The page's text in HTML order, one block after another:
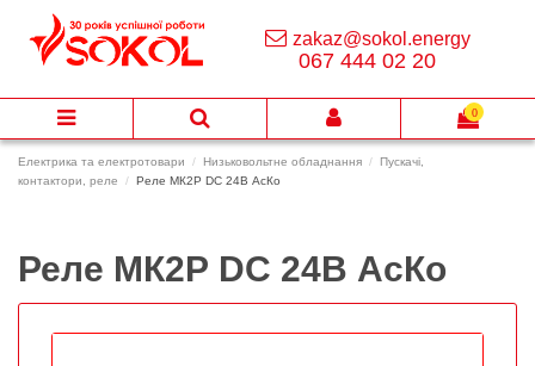
Електрика та електротовари Низьковольтне обладнання
Пускачі,
контактори, реле
Реле МК2Р DС 24В АсКо
Реле МК2Р DС 24В АсКо
zakaz@sokol.energy
067 444 02 20
0